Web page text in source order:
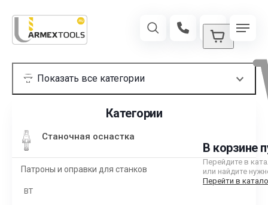
В корзине
Перейдите в
или найдите
Перейти в
Категории
Станочная оснастка
Патроны и оправки для станков
BT